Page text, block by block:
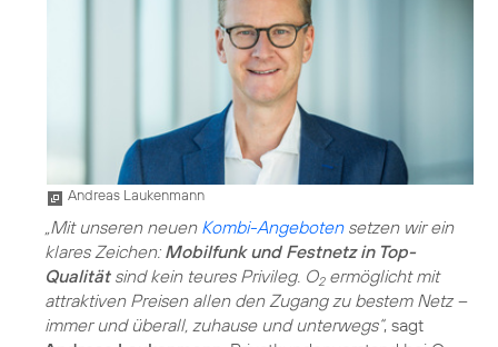
Andreas Laukenmann
„Mit unseren neuen Kombi-Angebotensetzen wir ein
klares Zeichen: Mobilfunk und Festnetz in Top-
Qualitätsind kein teures Privileg. O2ermöglicht mit
attraktiven Preisen allen den Zugang zu bestem Netz –
immer und überall, zuhause und unterwegs“, sagt